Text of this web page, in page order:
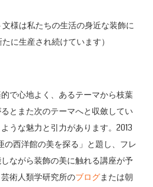
文様は私たちの生活の身近な装飾に
に生産され続けています）
で心地よく、あるテーマから枝葉
とまた次のテーマへと収斂してい
うな魅力と引力があります。2013
の西洋館の美を探る」と題し、フレ
ながら装飾の美に触れる講座が予
術人類学研究所のブログまたは朝